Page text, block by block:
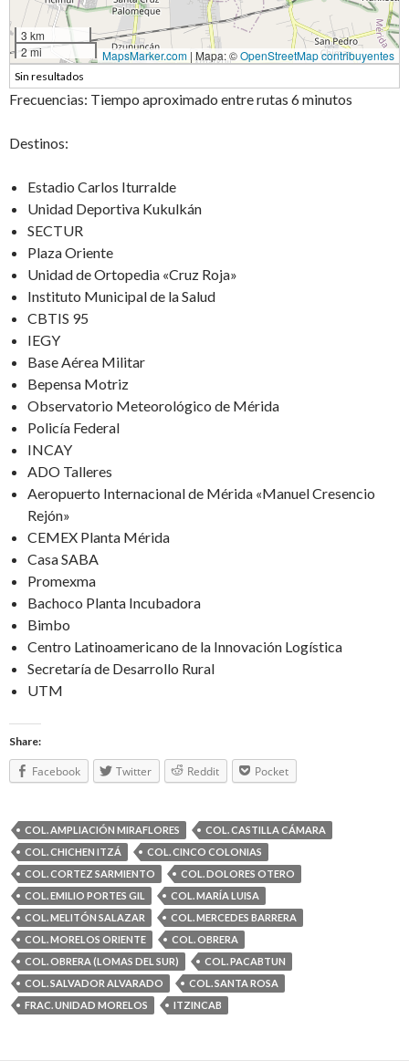
3 km
2 mi
MapsMarker.com |Mapa: ©OpenStreetMap contribuyentes
Sin resultados
Frecuencias: Tiempo aproximado entre rutas 6 minutos
Destinos:
Estadio Carlos Iturralde
Unidad Deportiva Kukulkán
SECTUR
Plaza Oriente
Unidad de Ortopedia «Cruz Roja»
Instituto Municipal de la Salud
CBTIS 95
IEGY
Base Aérea Militar
Bepensa Motriz
Observatorio Meteorológico de Mérida
Policía Federal
INCAY
ADO Talleres
Aeropuerto Internacional de Mérida «Manuel Cresencio
Rejón»
CEMEX Planta Mérida
Casa SABA
Promexma
Bachoco Planta Incubadora
Bimbo
Centro Latinoamericano de la Innovación Logística
Secretaría de Desarrollo Rural
UTM
Share:
Facebook Twitter Reddit Pocket
COL. AMPLIACIÓN MIRAFLORES
COL. CASTILLA CÁMARA
COL. CHICHEN ITZÁ
COL. CINCO COLONIAS
COL. CORTEZ SARMIENTO
COL. DOLORES OTERO
COL. EMILIO PORTES GIL
COL. MARÍA LUISA
COL. MELITÓN SALAZAR
COL. MERCEDES BARRERA
COL. MORELOS ORIENTE
COL. OBRERA
COL. OBRERA (LOMAS DEL SUR)
COL. PACABTUN
COL. SALVADOR ALVARADO
COL. SANTA ROSA
FRAC. UNIDAD MORELOS
ITZINCAB